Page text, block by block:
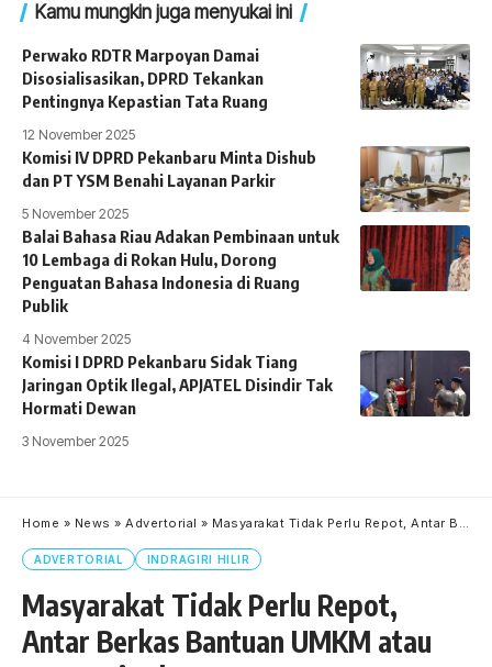
Kamu mungkin juga menyukai ini
Perwako RDTR Marpoyan Damai
Disosialisasikan, DPRD Tekankan
Pentingnya Kepastian Tata Ruang
12 November 2025
Komisi IV DPRD Pekanbaru Minta Dishub
dan PT YSM Benahi Layanan Parkir
5 November 2025
Balai Bahasa Riau Adakan Pembinaan untuk
10 Lembaga di Rokan Hulu, Dorong
Penguatan Bahasa Indonesia di Ruang
Publik
4 November 2025
Komisi I DPRD Pekanbaru Sidak Tiang
Jaringan Optik Ilegal, APJATEL Disindir Tak
Hormati Dewan
3 November 2025
Home » News » Advertorial » Masyarakat Tidak Perlu Repot, Antar Berkas Bantuan UMKM atau BPUM Bisa ke Kantor Camat
ADVERTORIAL INDRAGIRI HILIR
Masyarakat Tidak Perlu Repot,
Antar Berkas Bantuan UMKM atau